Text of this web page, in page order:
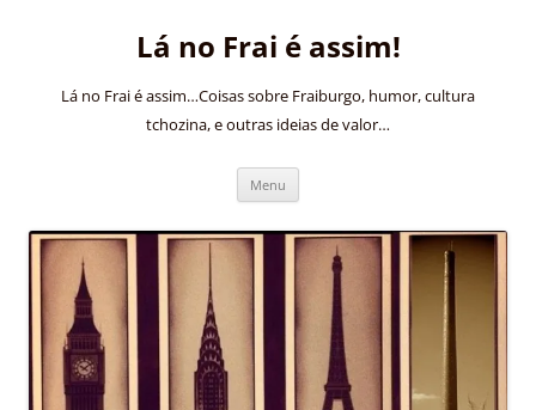
Lá no Frai é assim!
Lá no Frai é assim…Coisas sobre Fraiburgo, humor, cultura
tchozina, e outras ideias de valor…
Menu